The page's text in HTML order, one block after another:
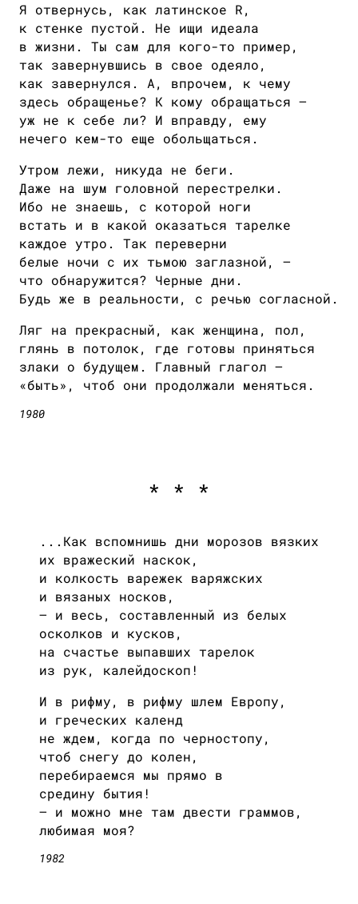
Я отвернусь, как латинское R,
к стенке пустой. Не ищи идеала
в жизни. Ты сам для кого-то пример,
так завернувшись в свое одеяло,
как завернулся. А, впрочем, к чему
здесь обращенье? К кому обращаться —
уж не к себе ли? И вправду, ему
нечего кем-то еще обольщаться.
Утром лежи, никуда не беги.
Даже на шум головной перестрелки.
Ибо не знаешь, с которой ноги
встать и в какой оказаться тарелке
каждое утро. Так переверни
белые ночи с их тьмою заглазной, —
что обнаружится? Черные дни.
Будь же в реальности, с речью согласной.
Ляг на прекрасный, как женщина, пол,
глянь в потолок, где готовы приняться
злаки о будущем. Главный глагол —
«быть», чтоб они продолжали меняться.
1980
* * *
...Как вспомнишь дни морозов вязких
их вражеский наскок,
и колкость варежек варяжских
и вязаных носков,
— и весь, составленный из белых
осколков и кусков,
на счастье выпавших тарелок
из рук, калейдоскоп!
И в рифму, в рифму шлем Европу,
и греческих календ
не ждем, когда по черностопу,
чтоб снегу до колен,
перебираемся мы прямо в
средину бытия!
— и можно мне там двести граммов,
любимая моя?
1982